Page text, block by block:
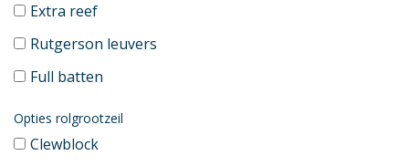
Extra reef
Rutgerson leuvers
Full batten
Opties rolgrootzeil
Clewblock